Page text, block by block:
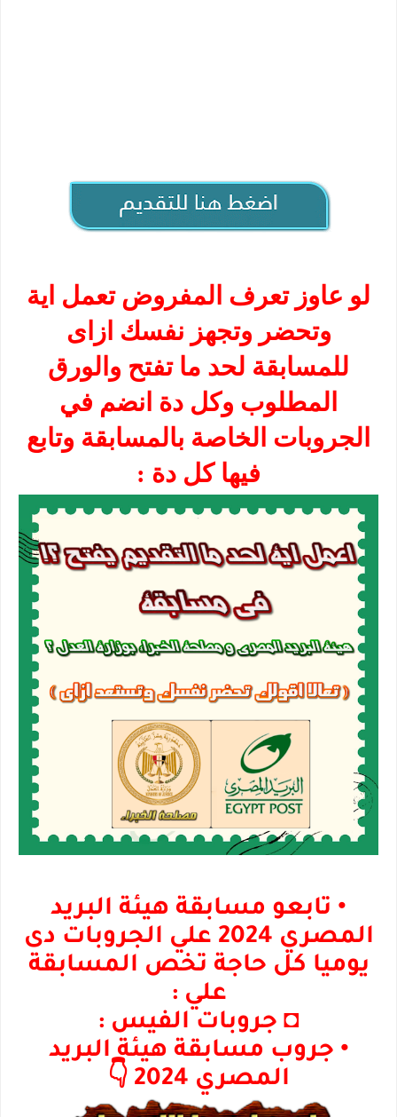
لو عاوز تعرف المفروض تعمل اية
وتحضر وتجهز نفسك ازاى
للمسابقة لحد ما تفتح والورق
المطلوب وكل دة انضم في
الجروبات الخاصة بالمسابقة وتابع
فيها كل دة :
• تابعو مسابقة هيئة البريد
المصري 2024 علي الجروبات دى
يوميا كل حاجة تخص المسابقة
علي :
◘ جروبات الفيس :
• جروب مسابقة هيئة البريد
المصري 2024 👇